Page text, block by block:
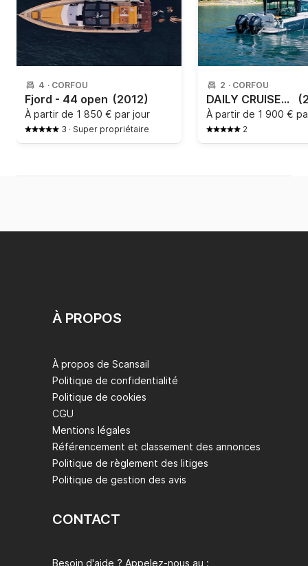
4 · CORFOU
Fjord - 44 open (2012)
À partir de 1 850 € par jour
3 · Super propriétaire
2 · CORFOU
DAILY CRUISES FROM CORFU - SAXDOR 320GTC
À partir de 1 900 €
2
À PROPOS
À propos de Scansail
Politique de confidentialité
Politique de cookies
CGU
Mentions légales
Référencement et classement des annonces
Politique de règlement des litiges
Politique de gestion des avis
CONTACT
Besoin d'aide ? Appelez-nous au :